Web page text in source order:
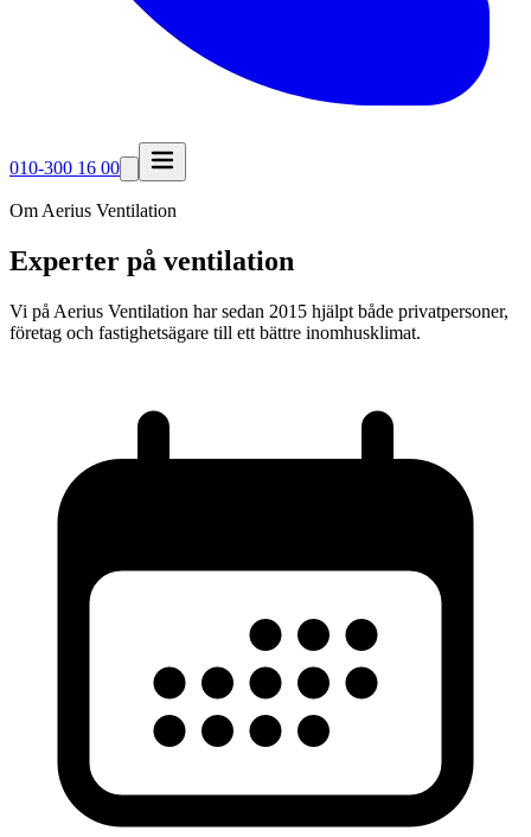
010-300 16 00
Om Aerius Ventilation
Experter på ventilation
Vi på Aerius Ventilation har sedan 2015 hjälpt både privatpersoner,
företag och fastighetsägare till ett bättre inomhusklimat.